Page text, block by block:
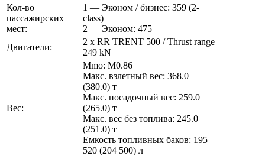
Кол-во
пассажирских
мест:
1 — Эконом / бизнес: 359 (2-
class)
2 — Эконом: 475
Двигатели:
2 x RR TRENT 500 / Thrust range
249 kN
Вес:
Mmo: M0.86
Макс. взлетный вес: 368.0
(380.0) т
Макс. посадочный вес: 259.0
(265.0) т
Макс. вес без топлива: 245.0
(251.0) т
Емкость топливных баков: 195
520 (204 500) л